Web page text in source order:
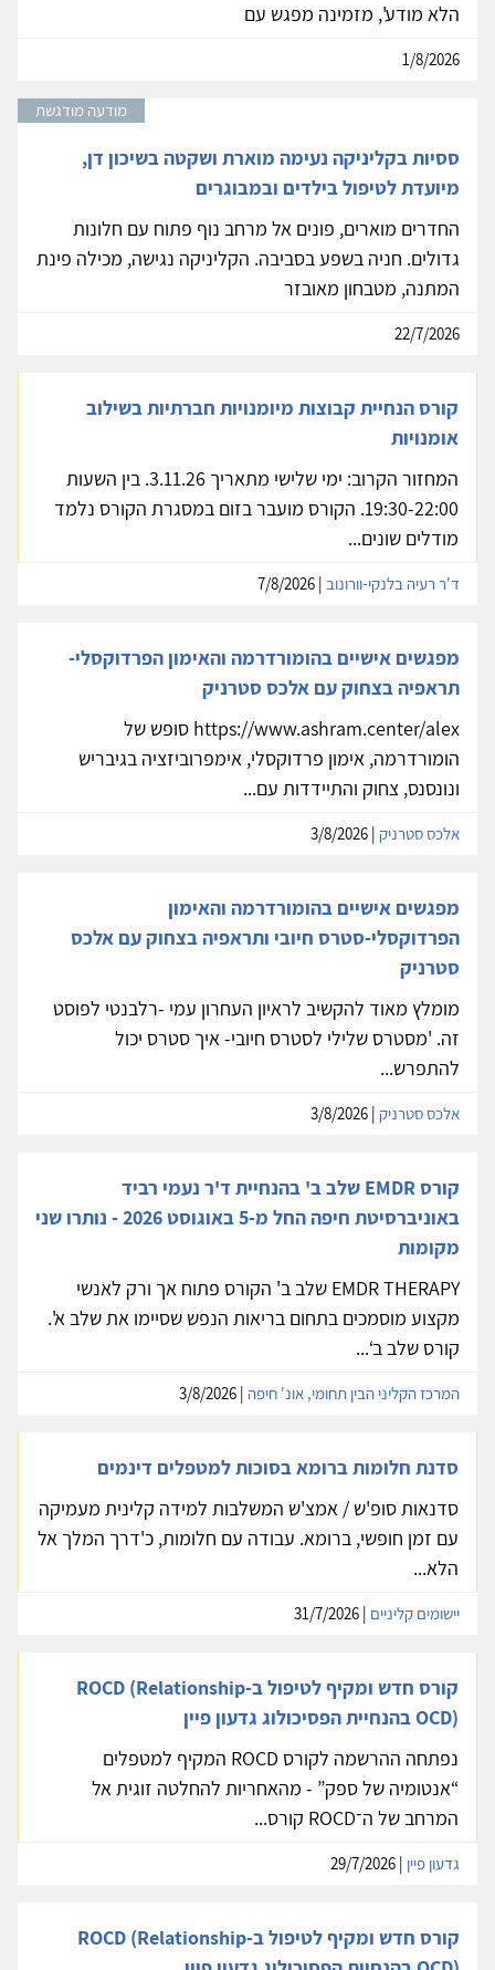
הלא מודע', מזמינה מפגש עם
1/8/2026
מודעה מודגשת
ססיות בקליניקה נעימה מוארת ושקטה בשיכון דן,
מיועדת לטיפול בילדים ובמבוגרים
החדרים מוארים, פונים אל מרחב נוף פתוח עם חלונות
גדולים. חניה בשפע בסביבה. הקליניקה נגישה, מכילה פינת
המתנה, מטבחון מאובזר
22/7/2026
קורס הנחיית קבוצות מיומנויות חברתיות בשילוב
אומנויות
המחזור הקרוב: ימי שלישי מתאריך 3.11.26. בין השעות
19:30-22:00. הקורס מועבר בזום במסגרת הקורס נלמד
מודלים שונים...
ד'ר רעיה בלנקי-וורונוב
מפגשים אישיים בהומורדרמה והאימון הפרדוקסלי-
תראפיה בצחוק עם אלכס סטרניק
https://www.ashram.center/alex סופש של
הומורדרמה, אימון פרדוקסלי, אימפרוביזציה בגיבריש
ונונסנס, צחוק והתיידדות עם...
אלכס סטרניק
מפגשים אישיים בהומורדרמה והאימון
הפרדוקסלי-סטרס חיובי ותראפיה בצחוק עם אלכס
סטרניק
מומלץ מאוד להקשיב לראיון העחרון עמי -רלבנטי לפוסט
זה. 'מסטרס שלילי לסטרס חיובי- איך סטרס יכול
להתפרש...
אלכס סטרניק
קורס EMDR שלב ב' בהנחיית ד'ר נעמי רביד
באוניברסיטת חיפה החל מ-5 באוגוסט 2026 - נותרו שני
מקומות
EMDR THERAPY שלב ב' הקורס פתוח אך ורק לאנשי
מקצוע מוסמכים בתחום בריאות הנפש שסיימו את שלב א'.
קורס שלב ב‘...
המרכז הקליני הבין תחומי, אונ' חיפה
סדנת חלומות ברומא בסוכות למטפלים דינמים
סדנאות סופ'ש / אמצ'ש המשלבות למידה קלינית מעמיקה
עם זמן חופשי, ברומא. עבודה עם חלומות, כ'דרך המלך אל
הלא...
יישומים קליניים
קורס חדש ומקיף לטיפול ב-ROCD (Relationship
OCD) בהנחיית הפסיכולוג גדעון פיין
נפתחה ההרשמה לקורס ROCD המקיף למטפלים
“אנטומיה של ספק” - מהאחריות להחלטה זוגית אל
המרחב של ה־ROCD קורס...
גדעון פיין
קורס חדש ומקיף לטיפול ב-ROCD (Relationship